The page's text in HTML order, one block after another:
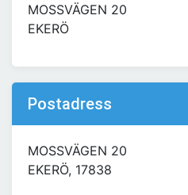
MOSSVÄGEN 20
EKERÖ
Postadress
MOSSVÄGEN 20
EKERÖ, 17838